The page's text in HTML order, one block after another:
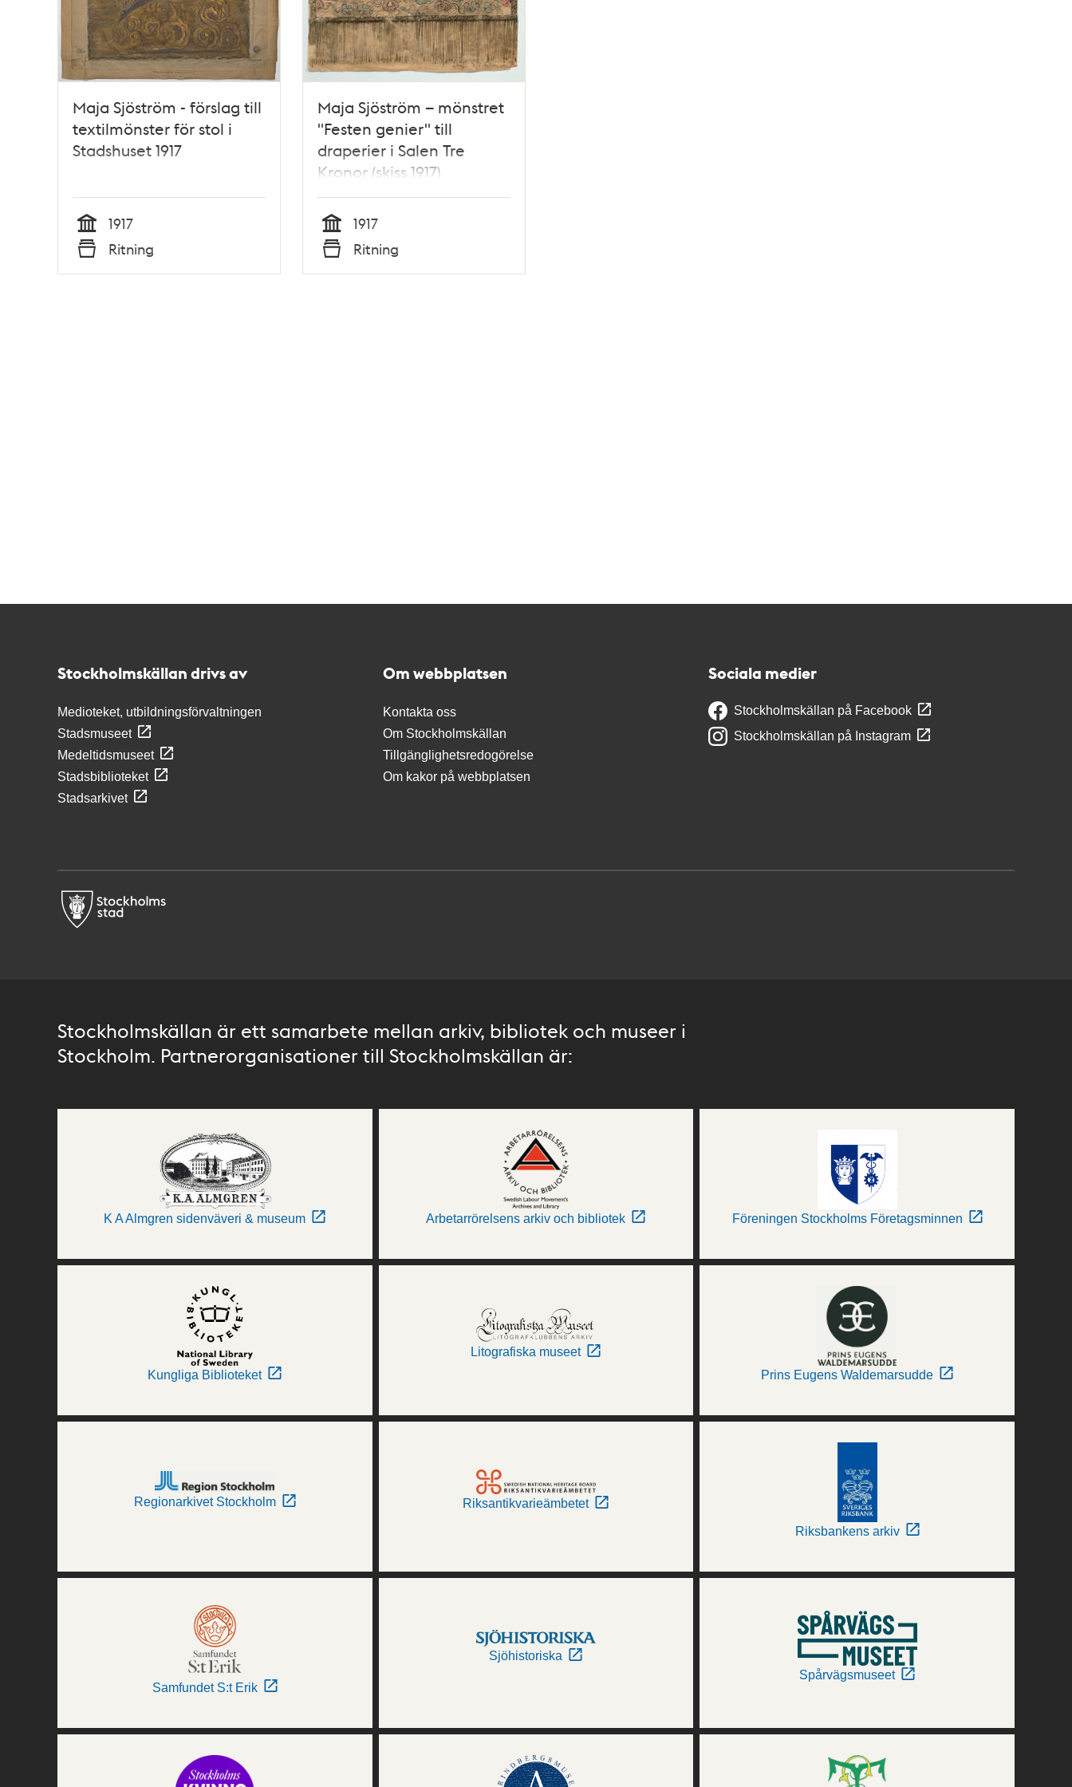
Maja Sjöström - förslag till
textilmönster för stol i
Stadshuset 1917
Tid
1917
Typ
Ritning
Maja Sjöström – mönstret
"Festen genier" till
draperier i Salen Tre
Kronor (skiss 1917)
Tid
1917
Typ
Ritning
Stockholmskällan drivs av
Medioteket, utbildningsförvaltningen
Stadsmuseet
Medeltidsmuseet
Stadsbiblioteket
Stadsarkivet
Om webbplatsen
Kontakta oss
Om Stockholmskällan
Tillgänglighetsredogörelse
Om kakor på webbplatsen
Sociala medier
Stockholmskällan på Facebook
Stockholmskällan på Instagram
Stockholmskällan är ett samarbete mellan arkiv, bibliotek och museer i
Stockholm. Partnerorganisationer till Stockholmskällan är:
K A Almgren sidenväveri & museum Arbetarrörelsens arkiv och bibliotek Föreningen Stockholms Företagsminnen
Kungliga Biblioteket
Litografiska museet
Prins Eugens Waldemarsudde
Regionarkivet Stockholm Riksantikvarieämbetet
Riksbankens arkiv
Samfundet S:t Erik
Sjöhistoriska
Spårvägsmuseet